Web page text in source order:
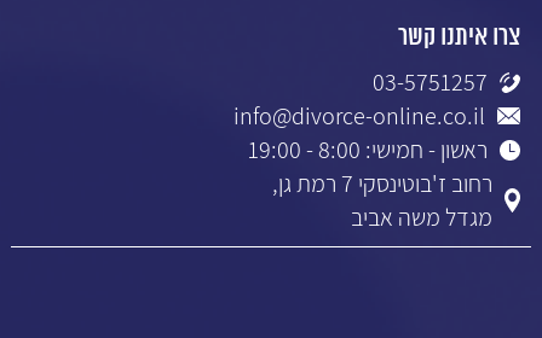
צרו איתנו קשר
03-5751257
info@divorce-online.co.il
ראשון - חמישי: 8:00 - 19:00
רחוב ז'בוטינסקי 7 רמת גן,
מגדל משה אביב